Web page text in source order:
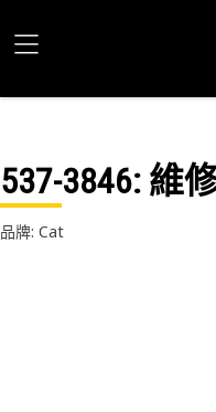
537-3846: 維
品牌: Cat